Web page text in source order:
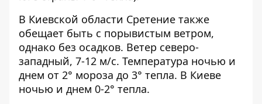
В Киевской области Сретение также
обещает быть с порывистым ветром,
однако без осадков. Ветер северо-
западный, 7-12 м/с. Температура ночью и
днем ​​от 2° мороза до 3° тепла. В Киеве
ночью и днем ​​0-2° тепла.